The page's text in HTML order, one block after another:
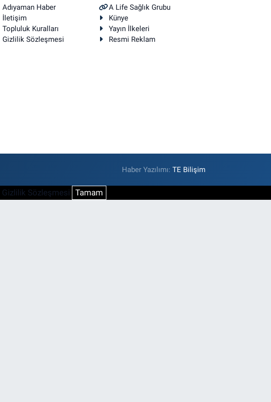
Adıyaman Haber
A Life Sağlık Grubu
İletişim
Künye
Topluluk Kuralları
Yayın İlkeleri
Gizlilik Sözleşmesi
Resmi Reklam
Haber Yazılımı:TE Bilişim
Gizlilik Sözleşmesi Tamam